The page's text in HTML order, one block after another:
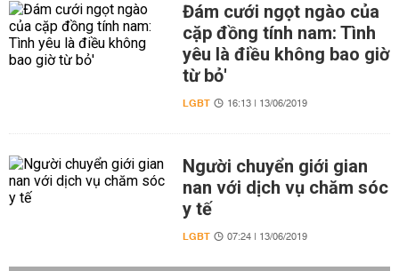
Đám cưới ngọt ngào của
cặp đồng tính nam: Tình
yêu là điều không bao giờ
từ bỏ'
LGBT 16:13 | 13/06/2019
Người chuyển giới gian
nan với dịch vụ chăm sóc
y tế
LGBT 07:24 | 13/06/2019